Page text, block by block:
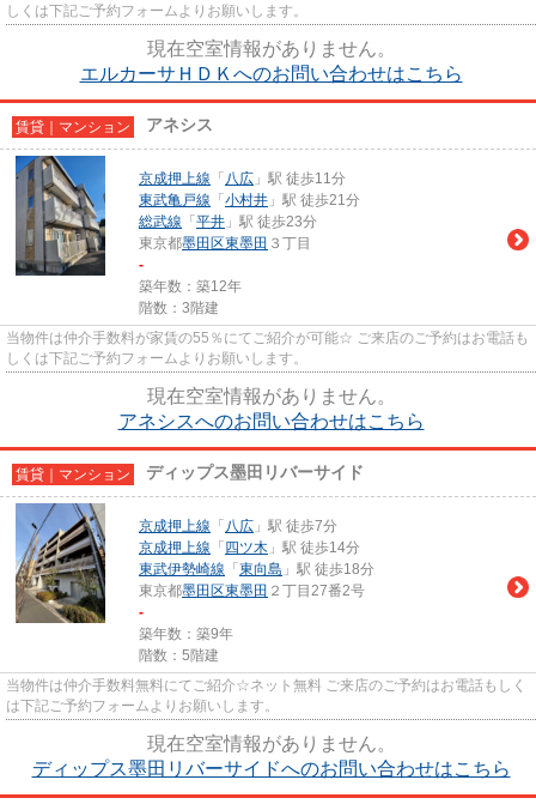
しくは下記ご予約フォームよりお願いします。
現在空室情報がありません。
エルカーサＨＤＫへのお問い合わせはこちら
賃貸｜マンション アネシス
京成押上線 「 八広 」駅 徒歩11分
東武亀戸線 「 小村井 」駅 徒歩21分
総武線 「 平井 」駅 徒歩23分
東京都墨田区東墨田 ３丁目
-
築年数：築12年
階数：3階建
当物件は仲介手数料が家賃の55％にてご紹介が可能☆ ご来店のご予約はお電話も
しくは下記ご予約フォームよりお願いします。
現在空室情報がありません。
アネシスへのお問い合わせはこちら
賃貸｜マンション ディップス墨田リバーサイド
京成押上線 「 八広 」駅 徒歩7分
京成押上線 「 四ツ木 」駅 徒歩14分
東武伊勢崎線 「 東向島 」駅 徒歩18分
東京都墨田区東墨田 ２丁目27番2号
-
築年数：築9年
階数：5階建
当物件は仲介手数料無料にてご紹介☆ネット無料 ご来店のご予約はお電話もしく
は下記ご予約フォームよりお願いします。
現在空室情報がありません。
ディップス墨田リバーサイドへのお問い合わせはこちら